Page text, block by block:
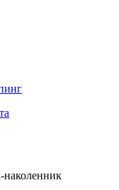
наколенник